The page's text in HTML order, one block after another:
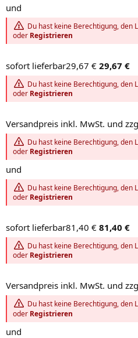
und
Du hast keine Berechtigung, den
oder Registrieren
sofort lieferbar29,67 € 29,67 €
Du hast keine Berechtigung, den
oder Registrieren
Versandpreis inkl. MwSt. und
Du hast keine Berechtigung, den
oder Registrieren
und
Du hast keine Berechtigung, den
oder Registrieren
sofort lieferbar81,40 € 81,40 €
Du hast keine Berechtigung, den
oder Registrieren
Versandpreis inkl. MwSt. und
Du hast keine Berechtigung, den
oder Registrieren
und